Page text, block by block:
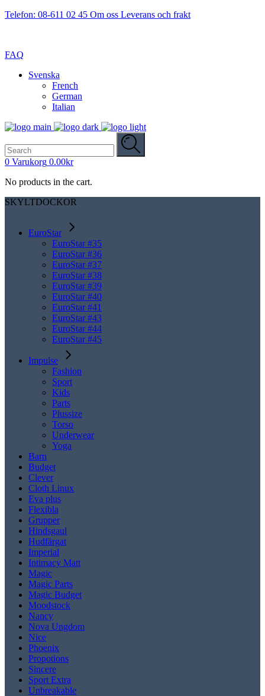
Telefon: 08-611 02 45 Om oss Leverans och frakt
FAQ
Svenska
French
German
Italian
for:
0 Varukorg 0.00kr
No products in the cart.
SKYLTDOCKOR
EuroStar
EuroStar #35
EuroStar #36
EuroStar #37
EuroStar #38
EuroStar #39
EuroStar #40
EuroStar #41
EuroStar #43
EuroStar #44
EuroStar #45
Impulse
Fashion
Sport
Kids
Parts
Plussize
Torso
Underwear
Yoga
Barn
Budget
Clever
Cloth Linux
Eva plus
Flexibla
Grupper
Hindsgaul
Hudfärgat
Imperial
Intimacy Matt
Magic
Magic Parts
Magic Budget
Moodstock
Nancy
Nova Ungdom
Nice
Phoenix
Propotions
Sincere
Sport Extra
Unbreakable